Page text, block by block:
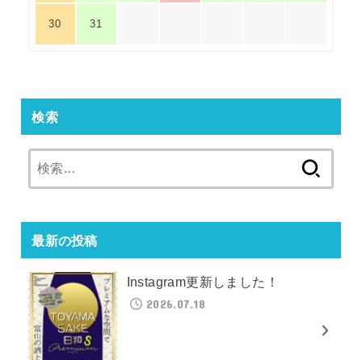
30 31
検索
索:
最新の投稿
Instagram更新しました！
2026.07.18